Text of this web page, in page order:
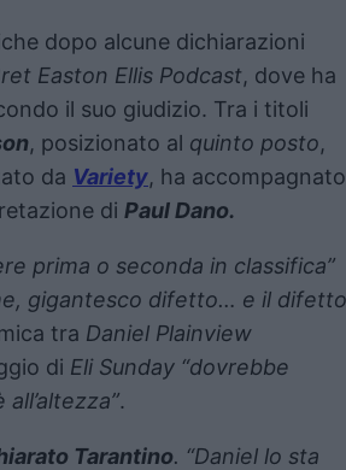
dopo alcune dichiarazioni
Easton Ellis Podcast, dove ha
il suo giudizio. Tra i titoli
, posizionato al quinto posto,
da Variety, ha accompagnato
di Paul Dano.
prima o seconda in classifica”
gigantesco difetto… e il difetto
tra Daniel Plainview
di Eli Sunday “dovrebbe
all’altezza”.
Tarantino. “Daniel lo sta